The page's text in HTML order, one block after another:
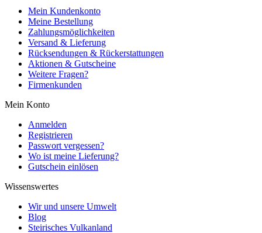
Mein Kundenkonto
Meine Bestellung
Zahlungsmöglichkeiten
Versand & Lieferung
Rücksendungen & Rückerstattungen
Aktionen & Gutscheine
Weitere Fragen?
Firmenkunden
Mein Konto
Anmelden
Registrieren
Passwort vergessen?
Wo ist meine Lieferung?
Gutschein einlösen
Wissenswertes
Wir und unsere Umwelt
Blog
Steirisches Vulkanland